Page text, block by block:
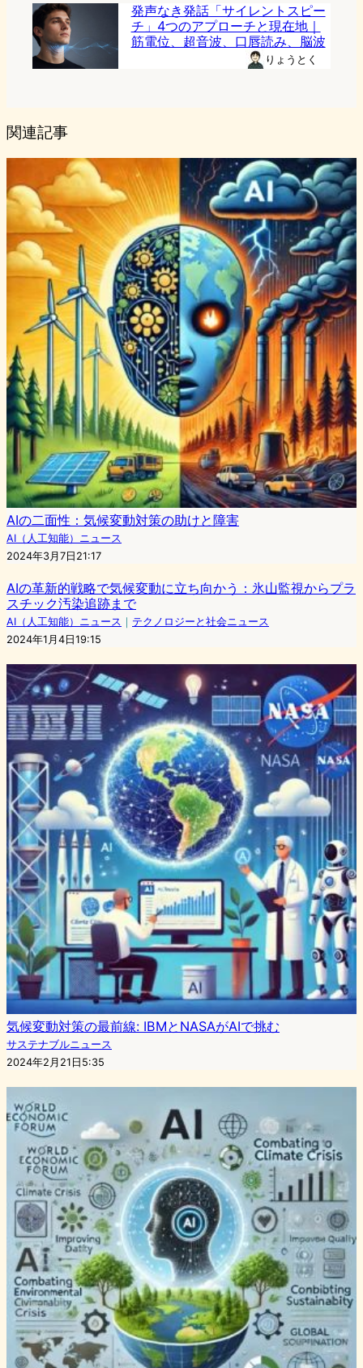
発声なき発話「サイレントスピー
チ」4つのアプローチと現在地｜
筋電位、超音波、口唇読み、脳波
りょうとく
関連記事
AIの二面性：気候変動対策の助けと障害
AI（人工知能）ニュース
2024年3月7日21:17
AIの革新的戦略で気候変動に立ち向かう：氷山監視からプラ
スチック汚染追跡まで
AI（人工知能）ニュース ｜ テクノロジーと社会ニュース
2024年1月4日19:15
気候変動対策の最前線: IBMとNASAがAIで挑む
サステナブルニュース
2024年2月21日5:35